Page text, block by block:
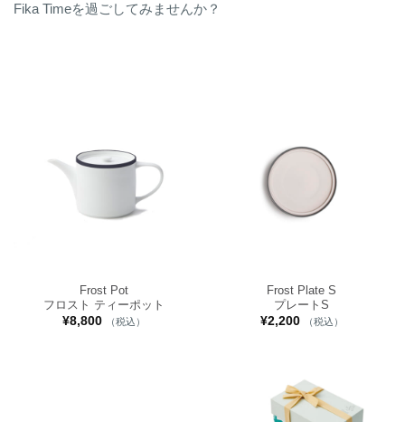
Fika Timeを過ごしてみませんか？
Frost Pot
フロスト ティーポット
¥8,800 （税込）
Frost Plate S
プレートS
¥2,200 （税込）